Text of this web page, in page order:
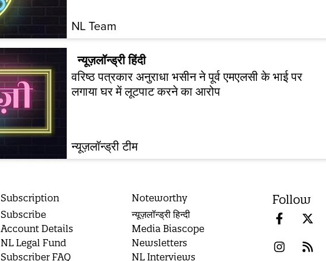
NL Team
न्यूज़लॉन्ड्री हिंदी
वरिष्ठ पत्रकार अनुराधा भसीन ने पूर्व एमएलसी के भाई पर
लगाया घर में लूटपाट करने का आरोप
न्यूज़लॉन्ड्री टीम
Subscription
Subscribe
Account Details
NL Legal Fund
Subscriber FAQ
Noteworthy
न्यूज़लॉन्ड्री हिन्दी
Media Biascope
Newsletters
NL Interviews
Follow